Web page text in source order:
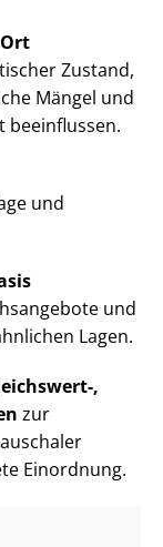
Zustand,
Mängel und
beeinflussen.
und
und
Lagen.
,
zur
Einordnung.